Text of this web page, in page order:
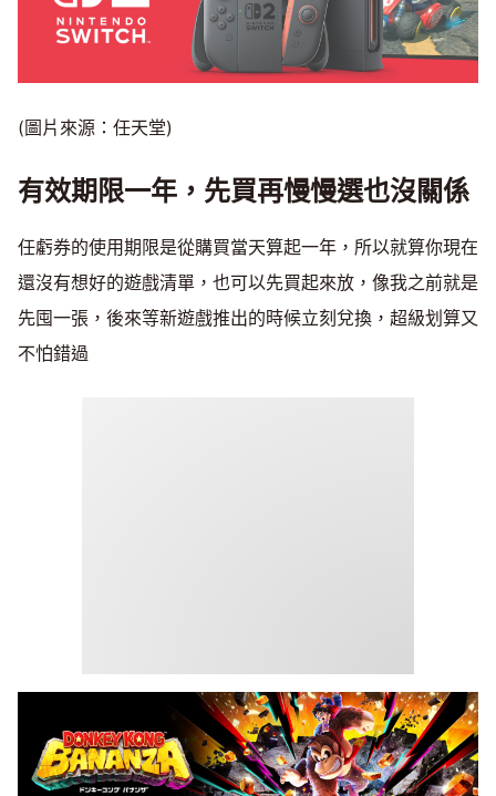
(圖片來源：任天堂)
有效期限一年，先買再慢慢選也沒關係
任虧券的使用期限是從購買當天算起一年，所以就算你現在
還沒有想好的遊戲清單，也可以先買起來放，像我之前就是
先囤一張，後來等新遊戲推出的時候立刻兌換，超級划算又
不怕錯過